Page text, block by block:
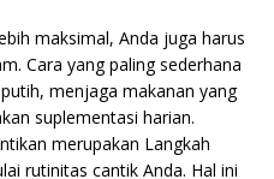
maksimal, Anda juga harus
Cara yang paling sederhana
menjaga makanan yang
suplementasi harian.
merupakan Langkah
rutinitas cantik Anda. Hal ini